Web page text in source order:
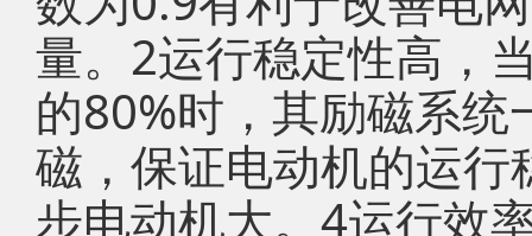
量。2运行稳定性高，
的80%时，其励磁系
磁，保证电动机的运
步电动机大。4运行效